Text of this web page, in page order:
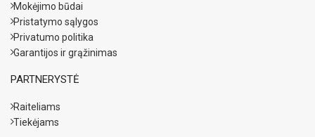
Mokėjimo būdai
Pristatymo sąlygos
Privatumo politika
Garantijos ir grąžinimas
PARTNERYSTĖ
Raiteliams
Tiekėjams